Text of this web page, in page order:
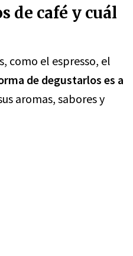
de café y cuál
como el espresso, el
de degustarlos es a
aromas, sabores y